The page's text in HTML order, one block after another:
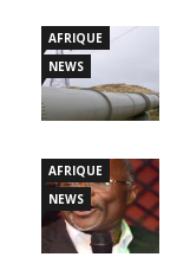
AFRIQUE
NEWS
AFRIQUE
NEWS